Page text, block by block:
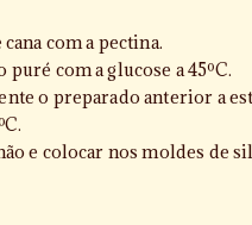
com a pectina.
puré com a glucose a 45ºC.
o preparado anterior a
e colocar nos moldes de